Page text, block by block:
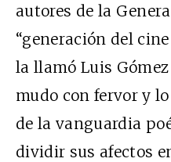
autores de la
“generación del
la llamó Luis
mudo con fervor y
de la vanguardia
dividir sus afectos